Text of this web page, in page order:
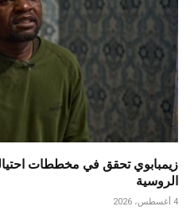
زيمبابوي تحقق في مخططات
الروسية
4 أغسطس، 2026